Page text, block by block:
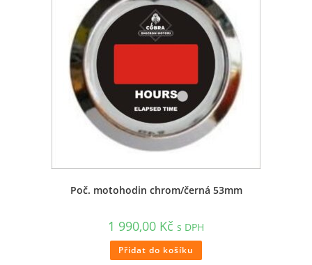
Poč. motohodin chrom/černá 53mm
1 990,00 Kč s DPH
Přidat do košíku